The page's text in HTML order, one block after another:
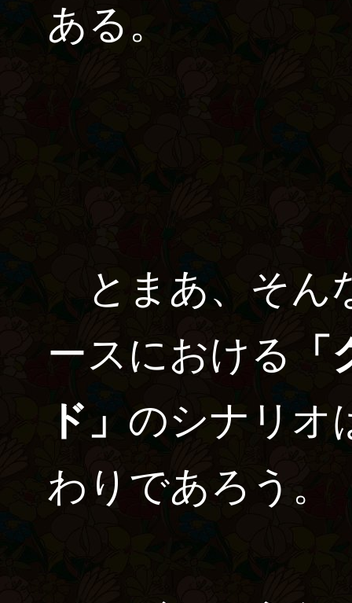
ある。
とまあ、そん
ースにおける
ド」 のシナリオ
わりであろう。